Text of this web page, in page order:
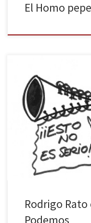
El Homo
Todo lo que va a leer a
NACIONAL De acuerdo
elaborado por el
Popular, Rodrigo Rato
habla y que ya nada
Rodrigo
Podemos